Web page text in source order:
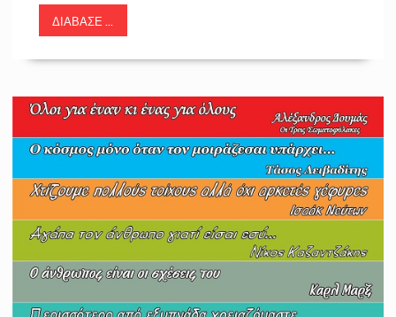
ΔΙΆΒΑΣΕ ...